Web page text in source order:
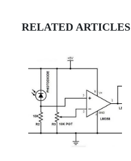
RELATED ARTICLES